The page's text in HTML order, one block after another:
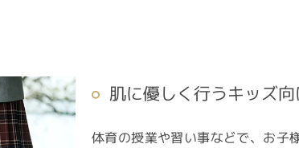
肌に優しく行うキッズ
体育の授業や習い事などで、お子